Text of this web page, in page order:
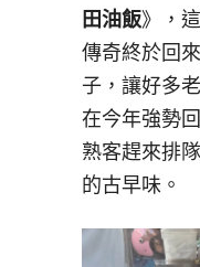
田油飯》，
傳奇終於回
子，讓好多
在今年強勢
熟客趕來排
的古早味。